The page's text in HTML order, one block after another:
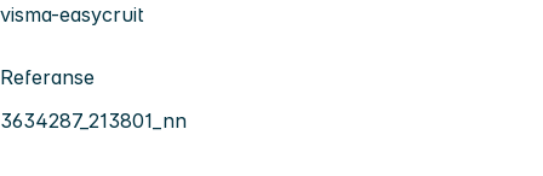
visma-easycruit
Referanse
3634287_213801_nn